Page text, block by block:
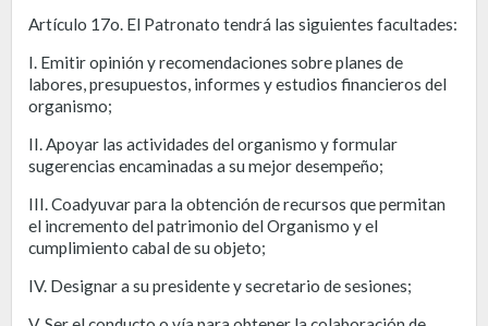
Artículo 17o. El Patronato tendrá las siguientes facultades:
I. Emitir opinión y recomendaciones sobre planes de
labores, presupuestos, informes y estudios financieros del
organismo;
II. Apoyar las actividades del organismo y formular
sugerencias encaminadas a su mejor desempeño;
III. Coadyuvar para la obtención de recursos que permitan
el incremento del patrimonio del Organismo y el
cumplimiento cabal de su objeto;
IV. Designar a su presidente y secretario de sesiones;